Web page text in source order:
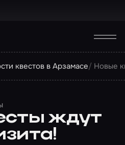
квестов в Арзамасе Новые
ждут